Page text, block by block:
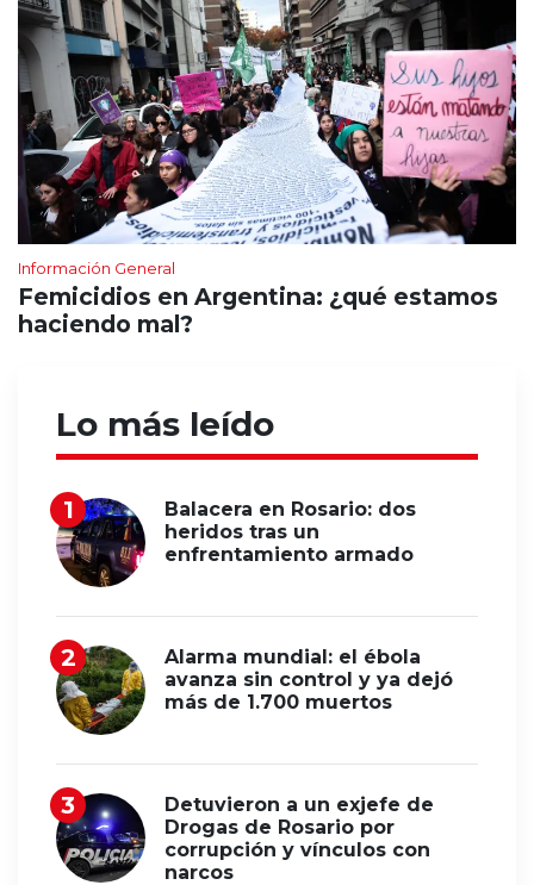
Información General
Femicidios en Argentina: ¿qué estamos
haciendo mal?
Lo más leído
Balacera en Rosario: dos
heridos tras un
enfrentamiento armado
Alarma mundial: el ébola
avanza sin control y ya dejó
más de 1.700 muertos
Detuvieron a un exjefe de
Drogas de Rosario por
corrupción y vínculos con
narcos